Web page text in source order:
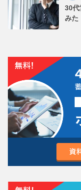
30代
みた